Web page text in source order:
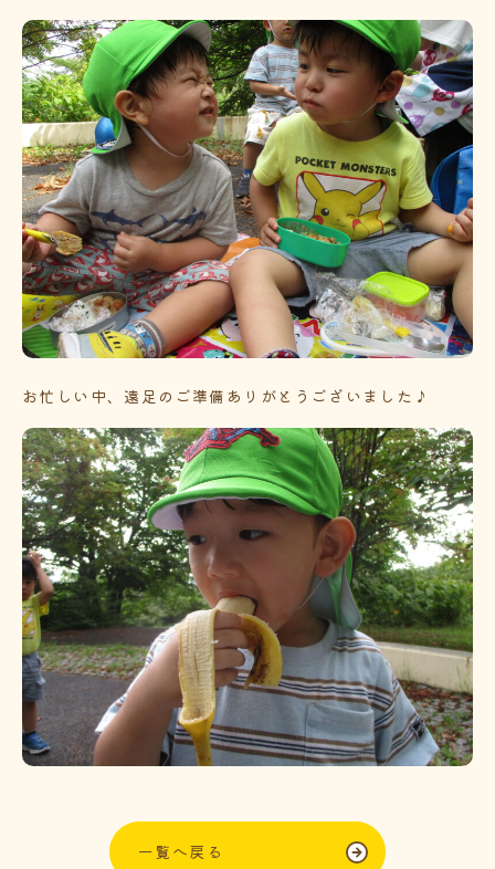
お忙しい中、遠足のご準備ありがとうございました♪
一覧へ戻る